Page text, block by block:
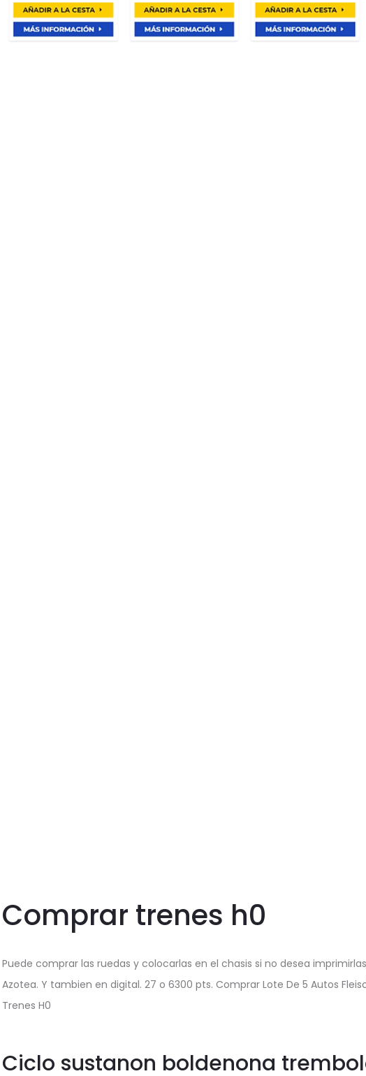
Comprar trenes h0
Puede comprar las ruedas y colocarlas en el chasis si no desea
Azotea. Y tambien en digital. 27 o 6300 pts. Comprar Lote De 5 Autos
Trenes H0
Ciclo sustanon boldenona